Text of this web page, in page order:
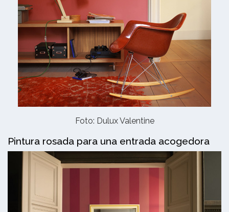
Foto: Dulux Valentine
Pintura rosada para una entrada acogedora